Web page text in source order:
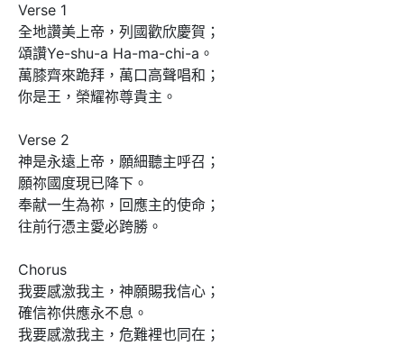
Verse 1
全地讚美上帝，列國歡欣慶賀；
頌讚Ye-shu-a Ha-ma-chi-a。
萬膝齊來跪拜，萬口高聲唱和；
你是王，榮耀祢尊貴主。
Verse 2
神是永遠上帝，願細聽主呼召；
願祢國度現已降下。
奉献一生為祢，回應主的使命；
往前行憑主愛必跨勝。
Chorus
我要感激我主，神願賜我信心；
確信祢供應永不息。
我要感激我主，危難裡也同在；